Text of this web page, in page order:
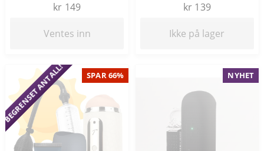
kr 149
Ventes inn
kr 139
Ikke på lager
SPAR 66%
BEGRENSET ANTALL! NYHET